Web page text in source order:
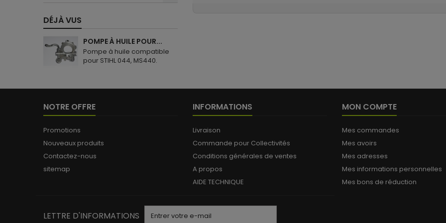
DÉJÀ VUS
POMPE À HUILE POUR...
Pompe à huile compatible
pour STIHL 044, MS440.
NOTRE OFFRE
Promotions
Nouveaux produits
Contactez-nous
sitemap
INFORMATIONS
Livraison
Commande pour Collectivités
Conditions générales de ventes
A propos
AIDE TECHNIQUE
MON COMPTE
Mes commandes
Mes avoirs
Mes adresses
Mes informations personnelles
Mes bons de réduction
LETTRE D'INFORMATIONS